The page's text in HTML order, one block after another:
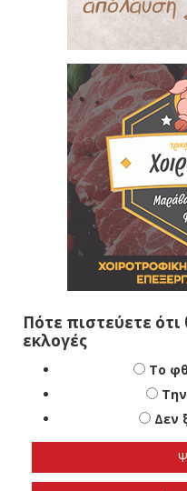
Πότε πιστεύετε ότι
εκλογές
Το